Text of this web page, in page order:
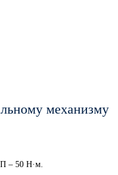
механизму
– 50 Н·м.